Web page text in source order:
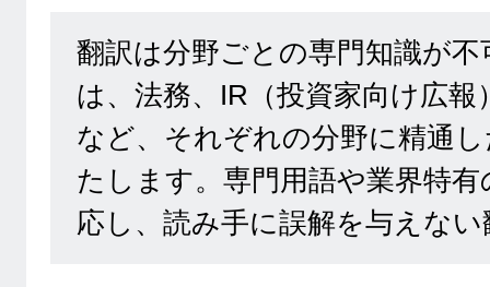
翻訳は分野ごとの専門知識が
は、法務、IR（投資家向け広報
など、それぞれの分野に精通
たします。専門用語や業界特
応し、読み手に誤解を与えな